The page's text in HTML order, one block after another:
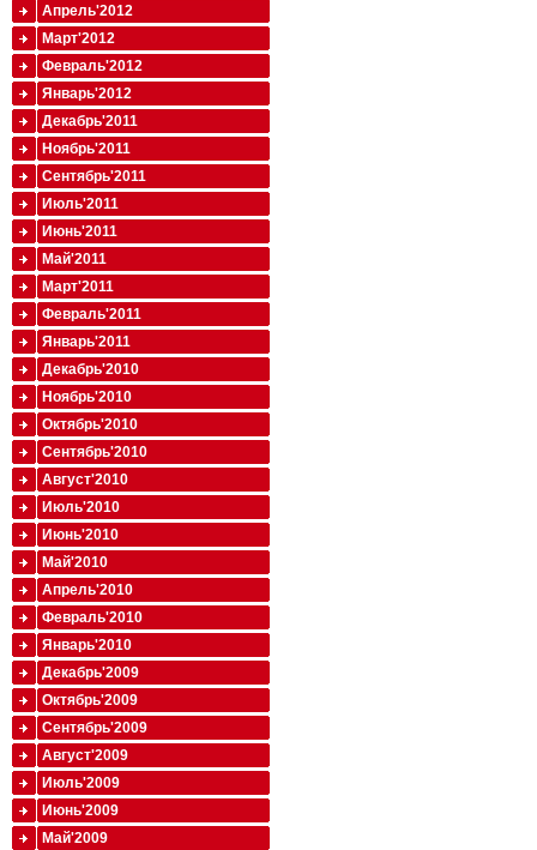
Апрель'2012
Март'2012
Февраль'2012
Январь'2012
Декабрь'2011
Ноябрь'2011
Сентябрь'2011
Июль'2011
Июнь'2011
Май'2011
Март'2011
Февраль'2011
Январь'2011
Декабрь'2010
Ноябрь'2010
Октябрь'2010
Сентябрь'2010
Август'2010
Июль'2010
Июнь'2010
Май'2010
Апрель'2010
Февраль'2010
Январь'2010
Декабрь'2009
Октябрь'2009
Сентябрь'2009
Август'2009
Июль'2009
Июнь'2009
Май'2009